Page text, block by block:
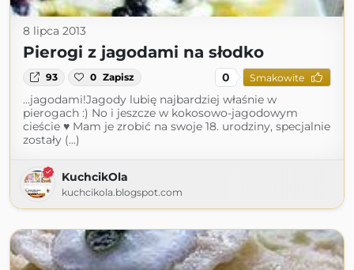
8 lipca 2013
Pierogi z jagodami na słodko
93 0 Zapisz 0 Smakowite
...jagodami!Jagody lubię najbardziej właśnie w
pierogach :) No i jeszcze w kokosowo-jagodowym
cieście ♥ Mam je zrobić na swoje 18. urodziny, specjalnie
zostały (...)
KuchcikOla
kuchcikola.blogspot.com